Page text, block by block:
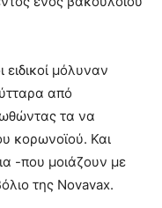
μόλυναν
από
τα να
κορωνοϊού. Και
-που μοιάζουν με
της Novavax.